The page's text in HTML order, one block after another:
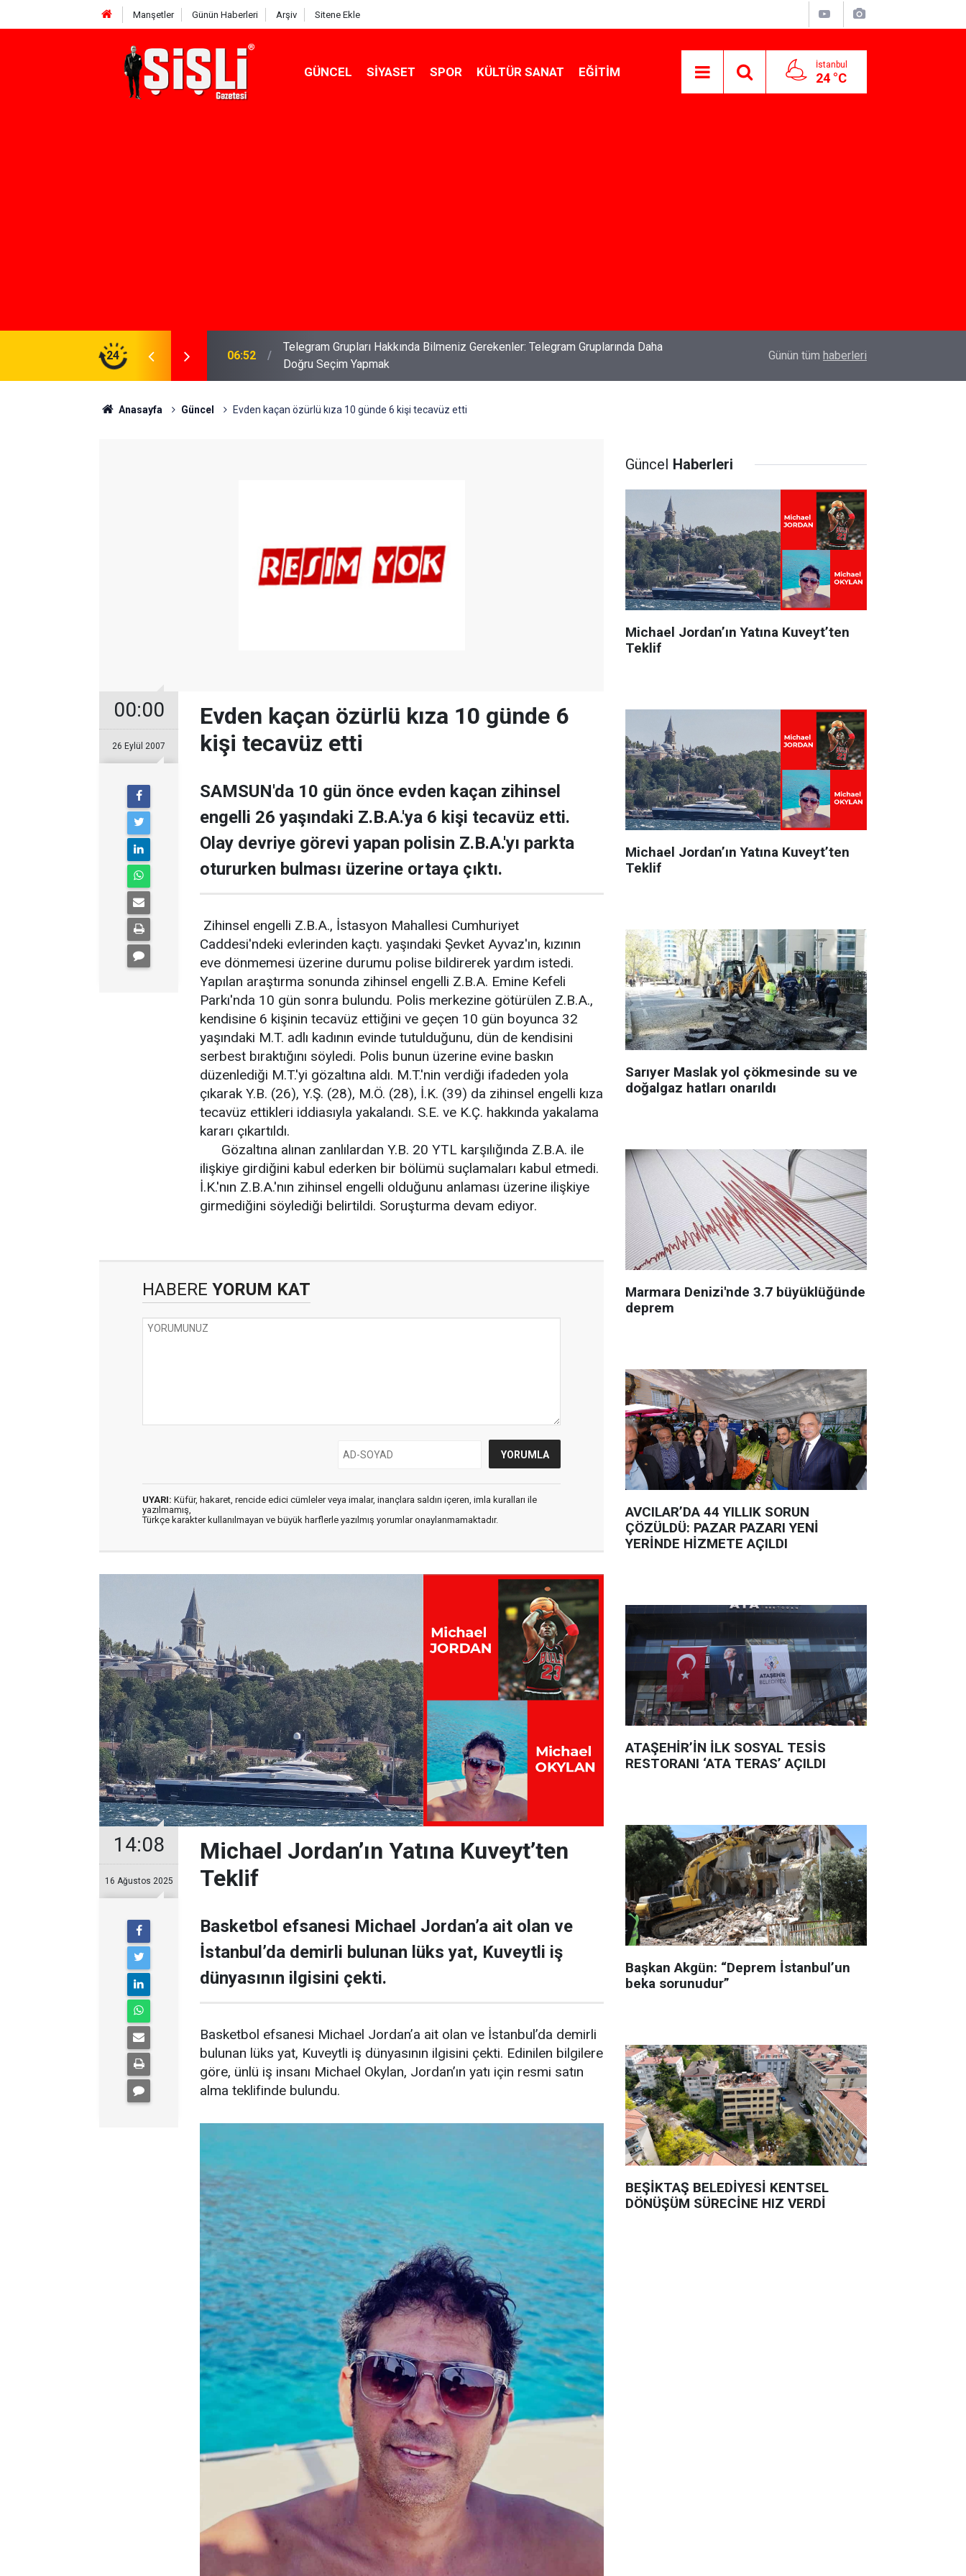
Manşetler Günün Haberleri Arşiv Sitene Ekle
GÜNCEL SIYASET SPOR KÜLTÜR SANAT EĞITIM İstanbul
24 °C
24
Gerekenler: Telegram Gruplarında Daha
04:43 İş Davaları: Haklarınızı Bilmek ve Koruma Altına Almak Özlem Drahyalı Kimdir, Nereli ve Kaç
Günün tüm haberleri
Anasayfa Güncel Evden kaçan özürlü kıza 10 günde 6 kişi tecavüz etti
00:00
26 Eylül 2007
Evden kaçan özürlü kıza 10 günde 6
kişi tecavüz etti
SAMSUN'da 10 gün önce evden kaçan zihinsel
engelli 26 yaşındaki Z.B.A.'ya 6 kişi tecavüz etti.
Olay devriye görevi yapan polisin Z.B.A.'yı parkta
otururken bulması üzerine ortaya çıktı.
Zihinsel engelli Z.B.A., İstasyon Mahallesi Cumhuriyet
Caddesi'ndeki evlerinden kaçtı. yaşındaki Şevket Ayvaz'ın, kızının
eve dönmemesi üzerine durumu polise bildirerek yardım istedi.
Yapılan araştırma sonunda zihinsel engelli Z.B.A. Emine Kefeli
Parkı'nda 10 gün sonra bulundu. Polis merkezine götürülen Z.B.A.,
kendisine 6 kişinin tecavüz ettiğini ve geçen 10 gün boyunca 32
yaşındaki M.T. adlı kadının evinde tutulduğunu, dün de kendisini
serbest bıraktığını söyledi. Polis bunun üzerine evine baskın
düzenlediği M.T.'yi gözaltına aldı. M.T.'nin verdiği ifadeden yola
çıkarak Y.B. (26), Y.Ş. (28), M.Ö. (28), İ.K. (39) da zihinsel engelli kıza
tecavüz ettikleri iddiasıyla yakalandı. S.E. ve K.Ç. hakkında yakalama
kararı çıkartıldı.
Gözaltına alınan zanlılardan Y.B. 20 YTL karşılığında Z.B.A. ile
ilişkiye girdiğini kabul ederken bir bölümü suçlamaları kabul etmedi.
İ.K.'nın Z.B.A.'nın zihinsel engelli olduğunu anlaması üzerine ilişkiye
girmediğini söylediği belirtildi. Soruşturma devam ediyor.
HABERE YORUM KAT
UYARI: Küfür, hakaret, rencide edici cümleler veya imalar, inançlara saldırı içeren, imla kuralları ile
yazılmamış,
Türkçe karakter kullanılmayan ve büyük harflerle yazılmış yorumlar onaylanmamaktadır.
14:08
16 Ağustos 2025
Michael Jordan’ın Yatına Kuveyt’ten
Teklif
Basketbol efsanesi Michael Jordan’a ait olan ve
İstanbul’da demirli bulunan lüks yat, Kuveytli iş
dünyasının ilgisini çekti.
Basketbol efsanesi Michael Jordan’a ait olan ve İstanbul’da demirli
bulunan lüks yat, Kuveytli iş dünyasının ilgisini çekti. Edinilen bilgilere
göre, ünlü iş insanı Michael Okylan, Jordan’ın yatı için resmi satın
alma teklifinde bulundu.
Güncel Haberleri
Michael Jordan’ın Yatına Kuveyt’ten
Teklif
Michael Jordan’ın Yatına Kuveyt’ten
Teklif
Sarıyer Maslak yol çökmesinde su ve
doğalgaz hatları onarıldı
Marmara Denizi'nde 3.7 büyüklüğünde
deprem
AVCILAR’DA 44 YILLIK SORUN
ÇÖZÜLDÜ: PAZAR PAZARI YENİ
YERİNDE HİZMETE AÇILDI
ATAŞEHİR’İN İLK SOSYAL TESİS
RESTORANI ‘ATA TERAS’ AÇILDI
Başkan Akgün: “Deprem İstanbul’un
beka sorunudur”
BEŞİKTAŞ BELEDİYESİ KENTSEL
DÖNÜŞÜM SÜRECİNE HIZ VERDİ